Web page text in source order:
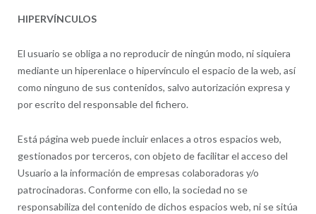
HIPERVÍNCULOS
El usuario se obliga a no reproducir de ningún modo, ni siquiera
mediante un hiperenlace o hipervínculo el espacio de la web, así
como ninguno de sus contenidos, salvo autorización expresa y
por escrito del responsable del fichero.
Está página web puede incluir enlaces a otros espacios web,
gestionados por terceros, con objeto de facilitar el acceso del
Usuario a la información de empresas colaboradoras y/o
patrocinadoras. Conforme con ello, la sociedad no se
responsabiliza del contenido de dichos espacios web, ni se sitúa